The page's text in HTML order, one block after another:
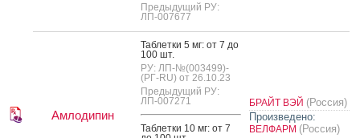
Предыдущий РУ:
ЛП-007677
Амлодипин
Таб­летки 5 мг: от 7 до
100 шт.
РУ: ЛП-№(003499)-
(РГ-RU) от 26.10.23
Предыдущий РУ:
ЛП-007271
Таб­летки 10 мг: от 7
БРАЙТ ВЭЙ (Россия)
Произведено:
ВЕЛФАРМ (Россия)